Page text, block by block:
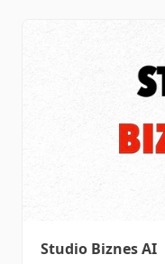
Studio Biznes AI